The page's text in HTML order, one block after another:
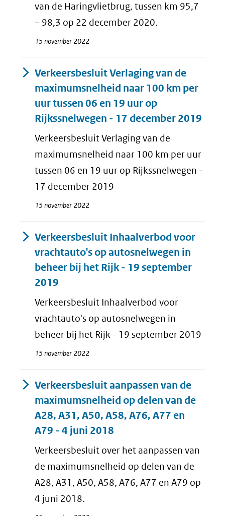
van de Haringvlietbrug, tussen km 95,7
– 98,3 op 22 december 2020.
15 november 2022
Verkeersbesluit Verlaging van de
maximumsnelheid naar 100 km per
uur tussen 06 en 19 uur op
Rijkssnelwegen - 17 december 2019
Verkeersbesluit Verlaging van de
maximumsnelheid naar 100 km per uur
tussen 06 en 19 uur op Rijkssnelwegen -
17 december 2019
15 november 2022
Verkeersbesluit Inhaalverbod voor
vrachtauto's op autosnelwegen in
beheer bij het Rijk - 19 september
2019
Verkeersbesluit Inhaalverbod voor
vrachtauto's op autosnelwegen in
beheer bij het Rijk - 19 september 2019
15 november 2022
Verkeersbesluit aanpassen van de
maximumsnelheid op delen van de
A28, A31, A50, A58, A76, A77 en
A79 - 4 juni 2018
Verkeersbesluit over het aanpassen van
de maximumsnelheid op delen van de
A28, A31, A50, A58, A76, A77 en A79 op
4 juni 2018.